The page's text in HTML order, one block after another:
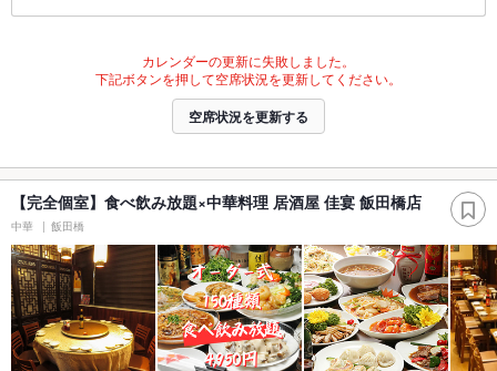
カレンダーの更新に失敗しました。
下記ボタンを押して空席状況を更新してください。
空席状況を更新する
【完全個室】食べ飲み放題×中華料理 居酒屋 佳宴 飯田橋店
中華 飯田橋